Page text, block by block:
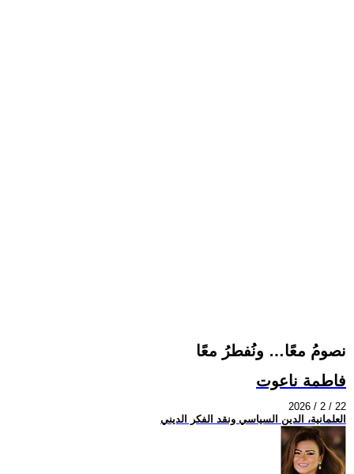
نصومُ معًا… ونُفطرُ معًا
فاطمة ناعوت
2026 / 2 / 22
العلمانية، الدين السياسي ونقد الفكر الديني